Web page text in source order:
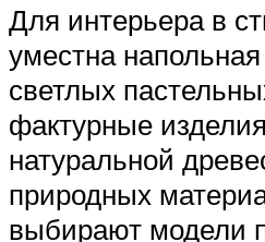
Для интерьера в
уместна
светлых
фактурные
натуральной
природных
выбирают модели